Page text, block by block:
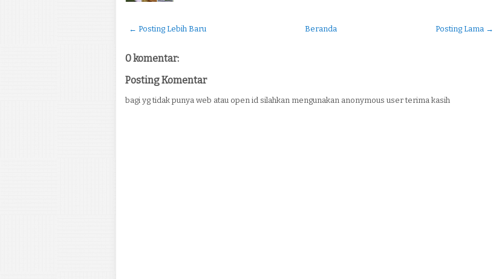
← Posting Lebih Baru Posting Lama →
Beranda
0 komentar:
Posting Komentar
bagi yg tidak punya web atau open id silahkan mengunakan anonymous user terima kasih